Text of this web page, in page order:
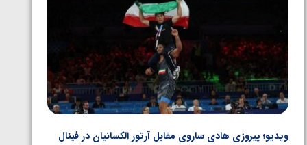
ویدیو؛ پیروزی هادی ساروی مقابل آرتور الکسانیان در فینال